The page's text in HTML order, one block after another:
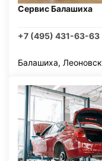
Сервис Балашиха
+7 (495) 431-63-63
Балашиха,